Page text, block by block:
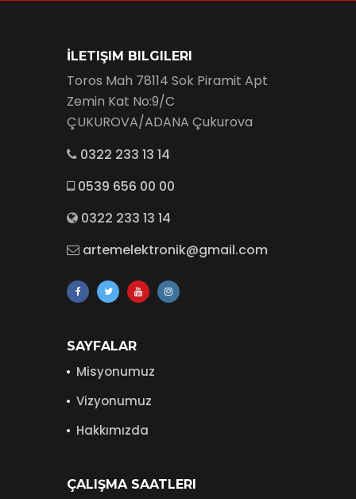
İLETIŞIM BILGILERI
Toros Mah 78114 Sok Piramit Apt
Zemin Kat No:9/C
ÇUKUROVA/ADANA Çukurova
0322 233 13 14
0539 656 00 00
0322 233 13 14
artemelektronik@gmail.com
SAYFALAR
Misyonumuz
Vizyonumuz
Hakkımızda
ÇALIŞMA SAATLERI